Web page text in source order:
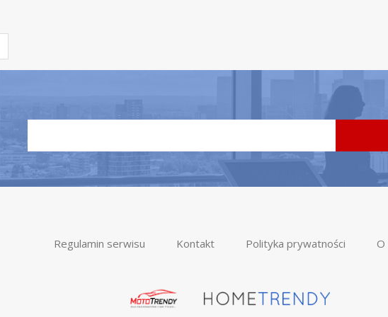
Regulamin serwisu Kontakt Polityka prywatności O